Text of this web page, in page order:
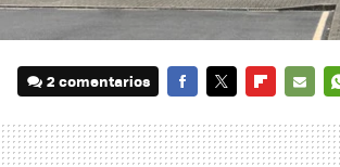
2 comentarios
MAIL